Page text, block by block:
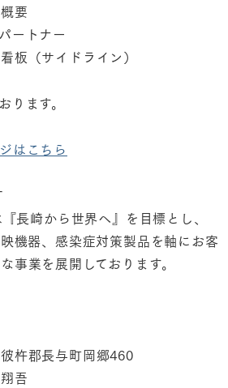
要
ートナー
板（サイドライン）
ります。
はこちら
長崎から世界へ』を目標とし、
機器、感染症対策製品を軸にお客
事業を展開しております。
杵郡長与町岡郷460
吾